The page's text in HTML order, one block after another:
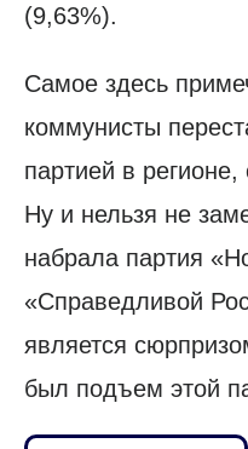
(9,63%).
Самое здесь
коммунисты
партией в
Ну и нельзя не
набрала партия
«Справедливой
является
был подъем этой